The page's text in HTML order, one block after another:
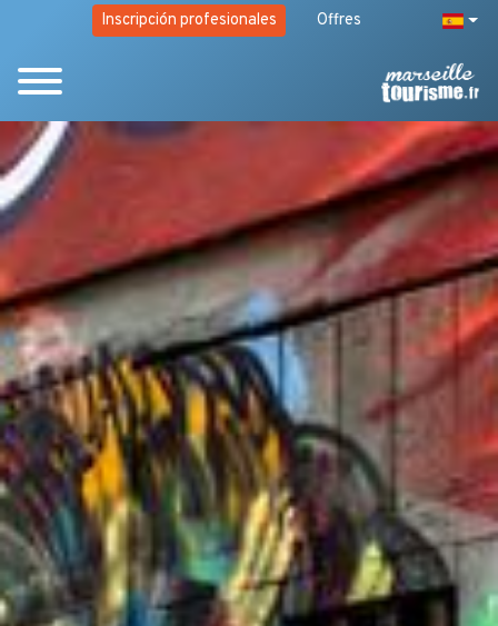
Inscripción profesionales Offres